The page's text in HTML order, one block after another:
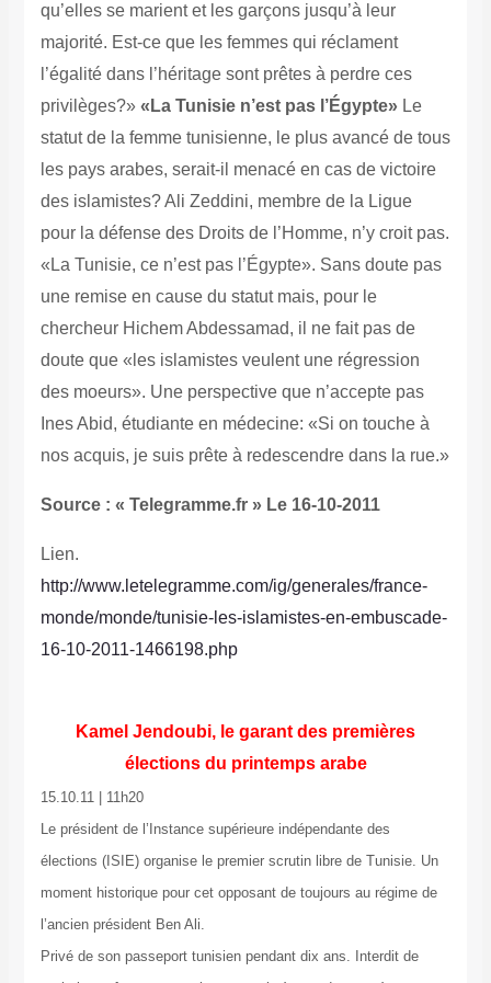
qu’elles se marient et les garçons jusqu’à leur
majorité. Est-ce que les femmes qui réclament
l’égalité dans l’héritage sont prêtes à perdre ces
privilèges?» «La Tunisie n’est pas l’Égypte» Le
statut de la femme tunisienne, le plus avancé de tous
les pays arabes, serait-il menacé en cas de victoire
des islamistes? Ali Zeddini, membre de la Ligue
pour la défense des Droits de l’Homme, n’y croit pas.
«La Tunisie, ce n’est pas l’Égypte». Sans doute pas
une remise en cause du statut mais, pour le
chercheur Hichem Abdessamad, il ne fait pas de
doute que «les islamistes veulent une régression
des moeurs». Une perspective que n’accepte pas
Ines Abid, étudiante en médecine: «Si on touche à
nos acquis, je suis prête à redescendre dans la rue.»
Source : « Telegramme.fr » Le 16-10-2011
Lien.
http://www.letelegramme.com/ig/generales/france-
monde/monde/tunisie-les-islamistes-en-embuscade-
16-10-2011-1466198.php
Kamel Jendoubi, le garant des premières
élections du printemps arabe
15.10.11 | 11h20
Le président de l’Instance supérieure indépendante des
élections (ISIE) organise le premier scrutin libre de Tunisie. Un
moment historique pour cet opposant de toujours au régime de
l’ancien président Ben Ali.
Privé de son passeport tunisien pendant dix ans. Interdit de